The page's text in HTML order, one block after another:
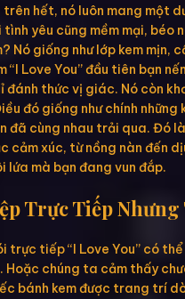
trên hết, nó luôn mang một
yêu cũng mềm mại, béo
Nó giống như lớp kem mịn,
“I Love You” đầu tiên bạn
đánh thức vị giác. Nó còn
đó giống như chính những
đã cùng nhau trải qua. Đó
cảm xúc, từ nồng nàn đến
lứa mà bạn đang vun đắp.
Trực Tiếp Nhưng
trực tiếp “I Love You” có
Hoặc chúng ta cảm thấy
bánh kem được trang trí